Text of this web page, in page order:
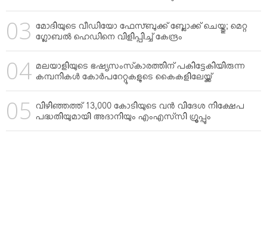
മോദിയുടെ വീഡിയോ ഫേസ്ബുക്ക് ബ്ലോക്ക് ചെയ്തു; മെറ്റ
ഗ്ലോബല്‍ ഹെഡിനെ വിളിപ്പിച്ച് കേന്ദ്രം
മലയാളിയുടെ ഭഷ്യസംസ്‌കാരത്തിന് പകിട്ടേകിയിരുന്ന
കമ്പനികള്‍ കോര്‍പറേറ്റുകളുടെ കൈകളിലേയ്ക്ക്
വിഴിഞ്ഞത്ത് 13,000 കോടിയുടെ വന്‍ വിദേശ നിക്ഷേപ
പദ്ധതിയുമായി അദാനിയും എംഎസ്‌സി ഗ്രൂപ്പും